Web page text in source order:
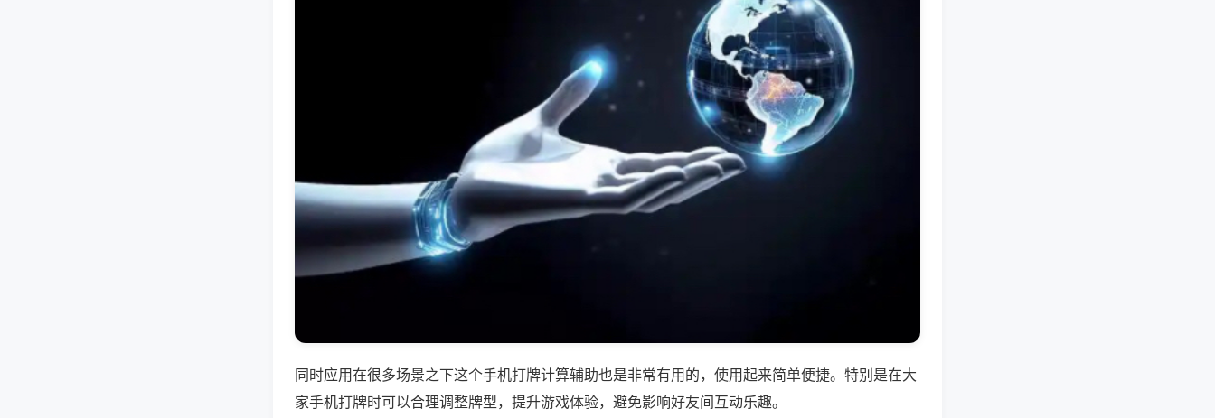
同时应用在很多场景之下这个手机打牌计算辅助也是非常有用的，使用起来简单便捷。特别是在大
家手机打牌时可以合理调整牌型，提升游戏体验，避免影响好友间互动乐趣。